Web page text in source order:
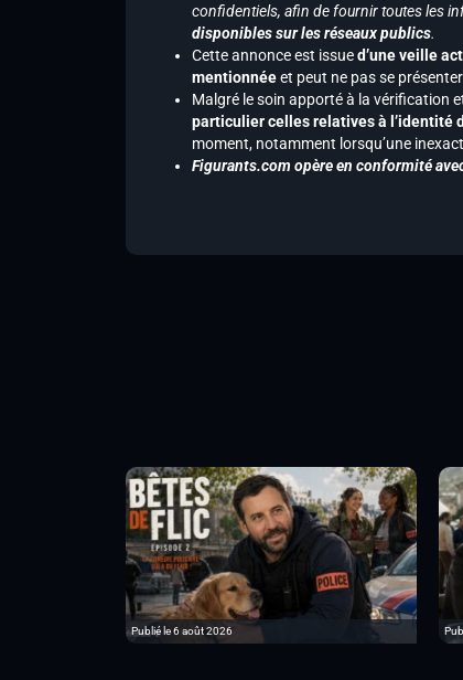
confidentiels, afin de fournir toutes les
disponibles sur les réseaux publics.
Cette annonce est issued’une veille
mentionnéeet peut ne pas se
Malgré le soin apporté à la vérification
particulier celles relatives à l’identité
moment, notamment lorsqu’une
Figurants.com opère en conformité
Publié le 6 août 2026